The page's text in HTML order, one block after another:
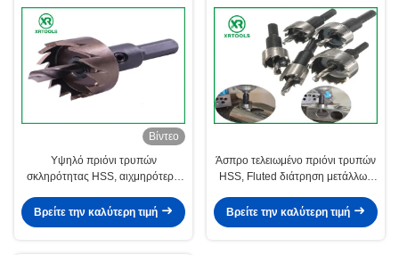
Βίντεο
Υψηλό πριόνι τρυπών
σκληρότητας HSS, αιχμηρότερο
για το ανοξείδωτο
Βρείτε την καλύτερη τιμή
Άσπρο τελειωμένο πριόνι τρυπών
HSS, Fluted διάτρηση μετάλλων
δοντιών
Βρείτε την καλύτερη τιμή